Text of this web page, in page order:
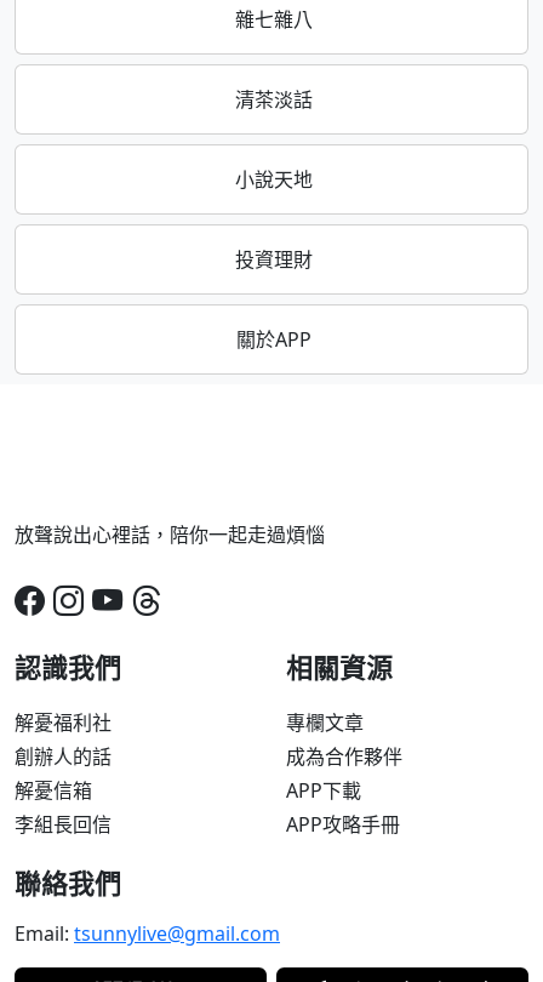
雜七雜八
清茶淡話
小說天地
投資理財
關於APP
放聲說出心裡話，陪你一起走過煩惱
認識我們
解憂福利社
創辦人的話
解憂信箱
李組長回信
相關資源
專欄文章
成為合作夥伴
APP下載
APP攻略手冊
聯絡我們
Email: tsunnylive@gmail.com